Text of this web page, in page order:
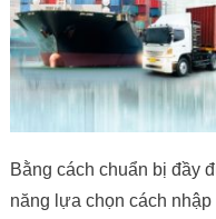
Bằng cách chuẩn bị đầy
năng lựa chọn cách